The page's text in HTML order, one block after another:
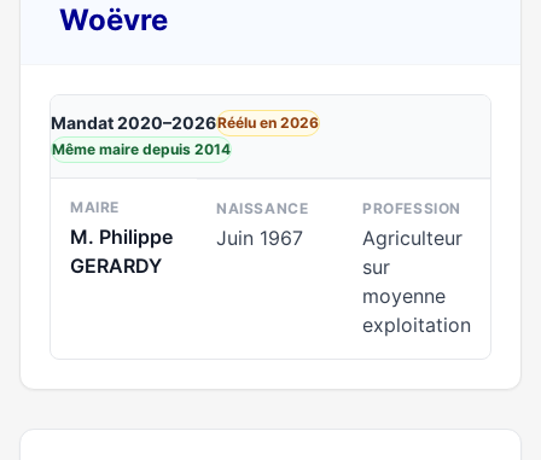
Woëvre
Mandat 2020–2026Réélu en 2026
Même maire depuis 2014
MAIRE
M. Philippe
GERARDY
NAISSANCE
Juin 1967
PROFESSION
Agriculteur
sur
moyenne
exploitation